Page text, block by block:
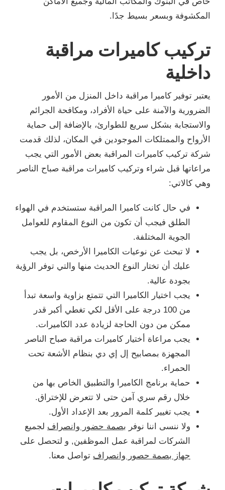
المكشوفة وبسعر بسيط جدًا.
تركيب كاميرات مراقبة
داخلية
يعتبر توفير كاميرا مراقبة داخل المنزل من الأمور
الضرورية والآمنة على حياة الأفراد، ومكافحة الجرائم
والاستجابة بشكل سريع للطوارئ، بالإضافة إلى حماية
الأرواح والممتلكات الموجودين في المكان، لذلك قدمت
شركة تركيب كاميرات المراقبة بعض الأمور التي يجب
مراعاتها قبل شراء وتركيب كاميرات مراقبة صباح الناصر
وهي كالاتي:
في حال كانت كاميرا المراقبة ستستخدم في الهواء
الطلق فيجب أن تكون من النوع المقاوم للعوامل
الجوية المختلفة.
لا تبحث عن نوعيات الكاميرا الأرخص، بل يجب
عليك أن تختار النوع الحديث منها والتي توفر الرؤية
بجودة عالية.
يجب اختيار الكاميرا التي تتمتع بزاوية واسعة تبدأ
من 100 درجة على الأقل لكي تغطي أكبر قدر
ممكن من دون الحاجة لزيادة عدد الكاميرات.
يجب مراعاة أختيار كاميرات مراقبة صباح الناصر
المجهزة بمصابيح إل إي دي بنظام الأشعة تحت
الحمراء.
حماية برنامج الكاميرا والتطبيق الخاص بها من
خلال رقم سري آمن حتى لا تتعرض للإختراق.
يجب تغيير كلمة المرور بعد الإعداد الأول.
ولا ننسى اننا نوفر بصمة حضور وانصراف لجميع
الشركات لمراقبة عمل الموظفين, و لتحصل على
جهاز بصمة حصور وانصراف تواصل معنا.